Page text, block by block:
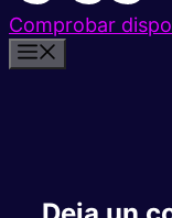
Comprobar